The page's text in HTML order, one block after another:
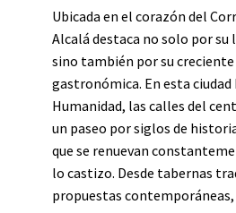
Ubicada en el corazón del
Alcalá destaca no solo por su
sino también por su
gastronómica. En esta
Humanidad, las calles del
un paseo por siglos de
que se renuevan
lo castizo. Desde tabernas
propuestas contemporáneas,